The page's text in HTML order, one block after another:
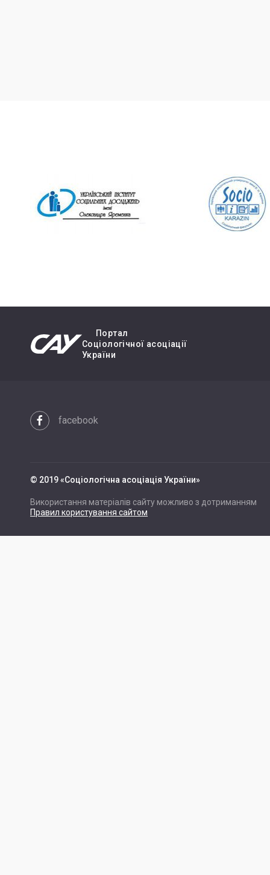
Портал
Cоціологічної асоціації
України
facebook
© 2019 «Cоціологічна асоціація України»
Використання матеріалів сайту можливо з дотриманням
Правил користування сайтом